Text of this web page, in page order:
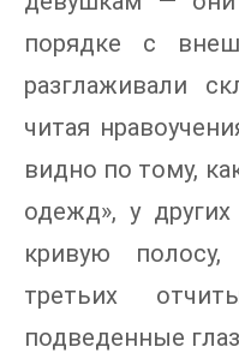
порядке с
разглаживали
читая
видно по тому,
одежд», у
кривую
третьих
подведенные